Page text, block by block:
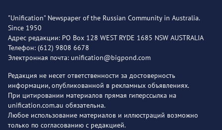
"Unification" Newspaper of the Russian Community in Australia.
Since 1950
Адрес редакции: PO Box 128 WEST RYDE 1685 NSW AUSTRALIA
Телефон: (612) 9808 6678
Электронная почта: unification@bigpond.com
Редакция не несет ответственности за достоверность
информации, опубликованной в рекламных объявлениях.
При цитировании материалов прямая гиперссылка на
unification.com.au обязательна.
Любое использование материалов и иллюстраций возможно
только по согласованию с редакцией.